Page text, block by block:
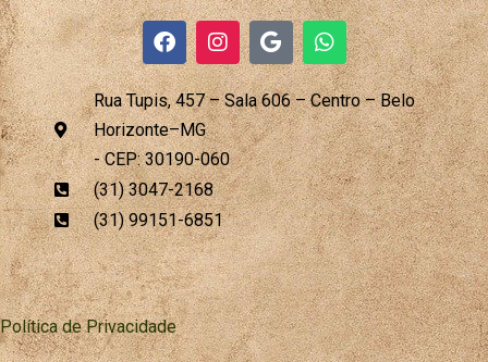
F
a
c
e
b
o
o
k
I
n
s
t
a
g
r
a
m
G
o
o
g
l
e
W
h
a
t
s
a
p
p
Rua Tupis, 457 – Sala 606 – Centro – Belo
Horizonte–MG
- CEP: 30190-060
(31) 3047-2168
(31) 99151-6851
Política de Privacidade